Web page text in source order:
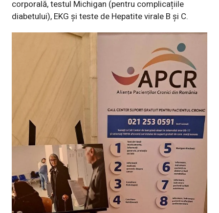
corporală, testul Michigan (pentru complicațiile
diabetului), EKG și teste de Hepatite virale B și C.